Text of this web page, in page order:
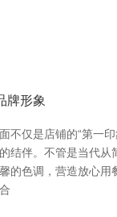
牌形象
不仅是店铺的“第一
结伴。不管是当代
的色调，营造放心